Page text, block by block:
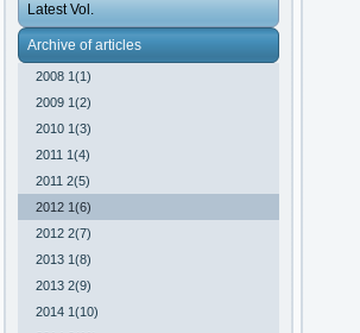
Latest Vol.
Archive of articles
2008 1(1)
2009 1(2)
2010 1(3)
2011 1(4)
2011 2(5)
2012 1(6)
2012 2(7)
2013 1(8)
2013 2(9)
2014 1(10)